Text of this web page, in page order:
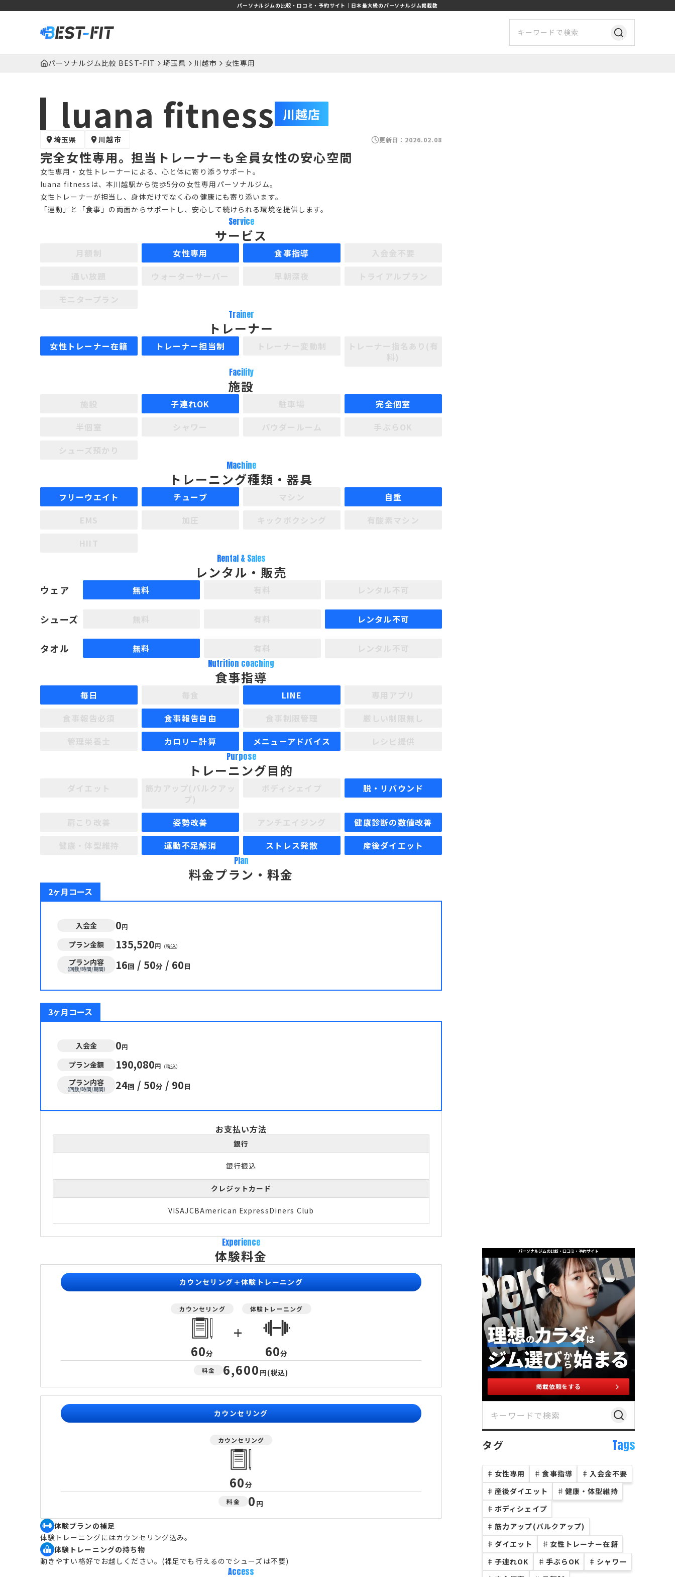
パーソナルジムの比較・口コミ・予約サイト｜日本最大級のパーソナルジム掲載数
パーソナルジム比較 BEST-FIT 埼玉県 川越市 女性専用
luana fitness 川越店
埼玉県 川越市 更新日： 2026.02.08
完全女性専用。担当トレーナーも全員女性の安心空間
女性専用・女性トレーナーによる、心と体に寄り添うサポート。
luana fitnessは、本川越駅から徒歩5分の女性専用パーソナルジム。
女性トレーナーが担当し、身体だけでなく心の健康にも寄り添います。
「運動」と「食事」の両面からサポートし、安心して続けられる環境を提供します。
Service
サービス
女性専用 食事指導
Trainer
トレーナー
女性トレーナー在籍 トレーナー担当制
Facility
施設
子連れOK
完全個室
Machine
トレーニング種類・器具
フリーウエイト チューブ
自重
Rental & Sales
レンタル・販売
ウェア 無料
シューズ レンタル不可
タオル 無料
Nutrition coaching
食事指導
毎日 LINE
食事報告自由
カロリー計算 メニューアドバイス
Purpose
トレーニング目的
脱・リバウンド
姿勢改善
健康診断の数値改善
運動不足解消 ストレス発散
産後ダイエット
Plan
料金プラン・料金
2ヶ月コース
入会金 0円
プラン金額 135,520円 （税込）
プラン内容
（回数/時間/期間） 16回 / 50分 / 60日
3ヶ月コース
入会金 0円
プラン金額 190,080円 （税込）
プラン内容
（回数/時間/期間） 24回 / 50分 / 90日
お支払い方法
銀行
銀行振込
クレジットカード
VISAJCBAmerican ExpressDiners Club
Experience
体験料金
カウンセリング＋体験トレーニング
カウンセリング
60分
+
体験トレーニング
60分
料金 6,600 円(税込)
カウンセリング
カウンセリング
60分
料金 0 円
体験プランの補足
体験トレーニングにはカウンセリング込み。
体験トレーニングの持ち物
動きやすい格好でお越しください。(裸足でも行えるのでシューズは不要)
Access
パーソナルジムの比較・口コミ・予約サイト
掲載依頼をする
タグ Tags
♯ 女性専用 ♯ 食事指導 ♯ 入会金不要
♯ 産後ダイエット ♯ 健康・体型維持
♯ ボディシェイプ
♯ 筋力アップ(バルクアップ)
♯ ダイエット ♯ 女性トレーナー在籍
♯ 子連れOK ♯ 手ぶらOK ♯ シャワー